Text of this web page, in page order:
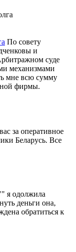
По совету
и
суде
механизмами
мне всю сумму
фирмы.
за оперативное
Беларусь. Все
я одолжила
деньги она,
обратиться к